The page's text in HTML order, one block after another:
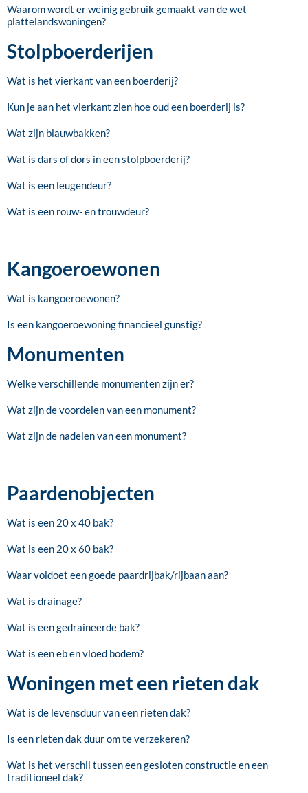
Waarom wordt er weinig gebruik gemaakt van de wet
plattelandswoningen?
Stolpboerderijen
Wat is het vierkant van een boerderij?
Kun je aan het vierkant zien hoe oud een boerderij is?
Wat zijn blauwbakken?
Wat is dars of dors in een stolpboerderij?
Wat is een leugendeur?
Wat is een rouw- en trouwdeur?
Kangoeroewonen
Wat is kangoeroewonen?
Is een kangoeroewoning financieel gunstig?
Monumenten
Welke verschillende monumenten zijn er?
Wat zijn de voordelen van een monument?
Wat zijn de nadelen van een monument?
Paardenobjecten
Wat is een 20 x 40 bak?
Wat is een 20 x 60 bak?
Waar voldoet een goede paardrijbak/rijbaan aan?
Wat is drainage?
Wat is een gedraineerde bak?
Wat is een eb en vloed bodem?
Woningen met een rieten dak
Wat is de levensduur van een rieten dak?
Is een rieten dak duur om te verzekeren?
Wat is het verschil tussen een gesloten constructie en een
traditioneel dak?